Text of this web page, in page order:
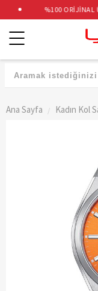
%100 ORİJİNAL
Kategoriler
Ana Sayfa Kadın Kol